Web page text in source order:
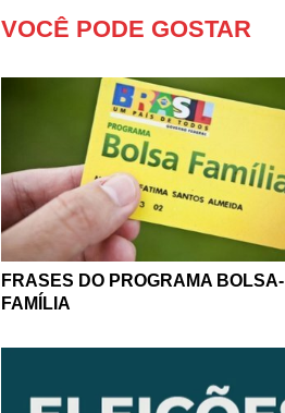
VOCÊ PODE GOSTAR
FRASES DO PROGRAMA BOLSA-
FAMÍLIA